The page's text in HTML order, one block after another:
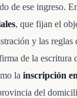
de ese ingreso.
, que fijan el
y las reglas
de la escritura
la inscripción
del